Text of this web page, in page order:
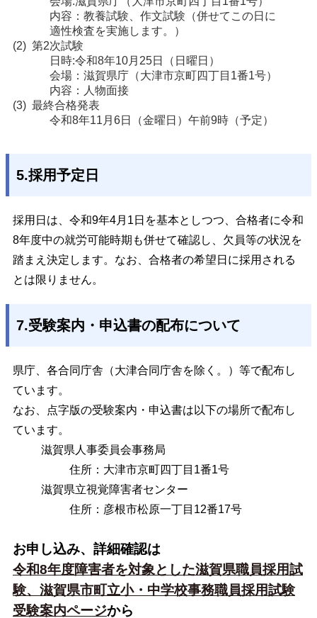
内容：教養試験、作文試験（併せてこの日に
適性検査を実施します。）
第2次試験
日時:令和8年10月25日（日曜日）
会場：滋賀県庁（大津市京町四丁目1番1号）
内容：人物面接
最終合格発表
令和8年11月6日（金曜日）午前9時（予定）
5.採用予定日
採用日は、令和9年4月1日を基本としつつ、合格者に令和
8年度中の就労可能時期も併せて確認し、欠員等の状況を
踏まえ決定します。なお、合格者の希望日に採用される
とは限りません。
7.受験案内・申込書の配布について
県庁、各合同庁舎（大津合同庁舎を除く。）等で配布し
ています。
なお、点字版の受験案内・申込書は以下の場所で配布し
ています。
滋賀県人事委員会事務局
住所：大津市京町四丁目1番1号
滋賀県立視覚障害者センター
住所：彦根市松原一丁目12番17号
お申し込み、詳細確認は
令和8年度障害者を対象とした滋賀県職員採用試
験、滋賀県市町立小・中学校事務職員採用試験
受験案内ページから